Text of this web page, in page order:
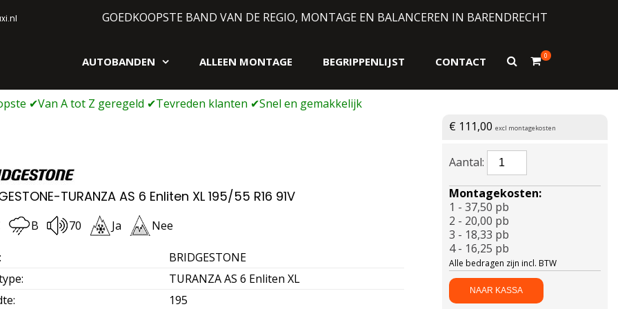
GOEDKOOPSTE BAND VAN DE REGIO, MONTAGE EN BALANCEREN IN BARENDRECHT
AUTOBANDEN ALLEEN MONTAGE BEGRIPPENLIJST CONTACT
Toon
0
TURANZA AS 6 Enliten XL 195/55 R16 91V
€ 111,00 excl montagekosten
B 70 Ja Nee
:
BRIDGESTONE
:
TURANZA AS 6 Enliten XL
:
195
BRIDGESTONE-
TURANZA
AS
6
Enliten
XL
195/55
R16
91V
aantal
NAAR KASSA
Montagekosten:
1 - 37,50 pb
2 - 20,00 pb
3 - 18,33 pb
4 - 16,25 pb
Alle bedragen zijn incl. BTW